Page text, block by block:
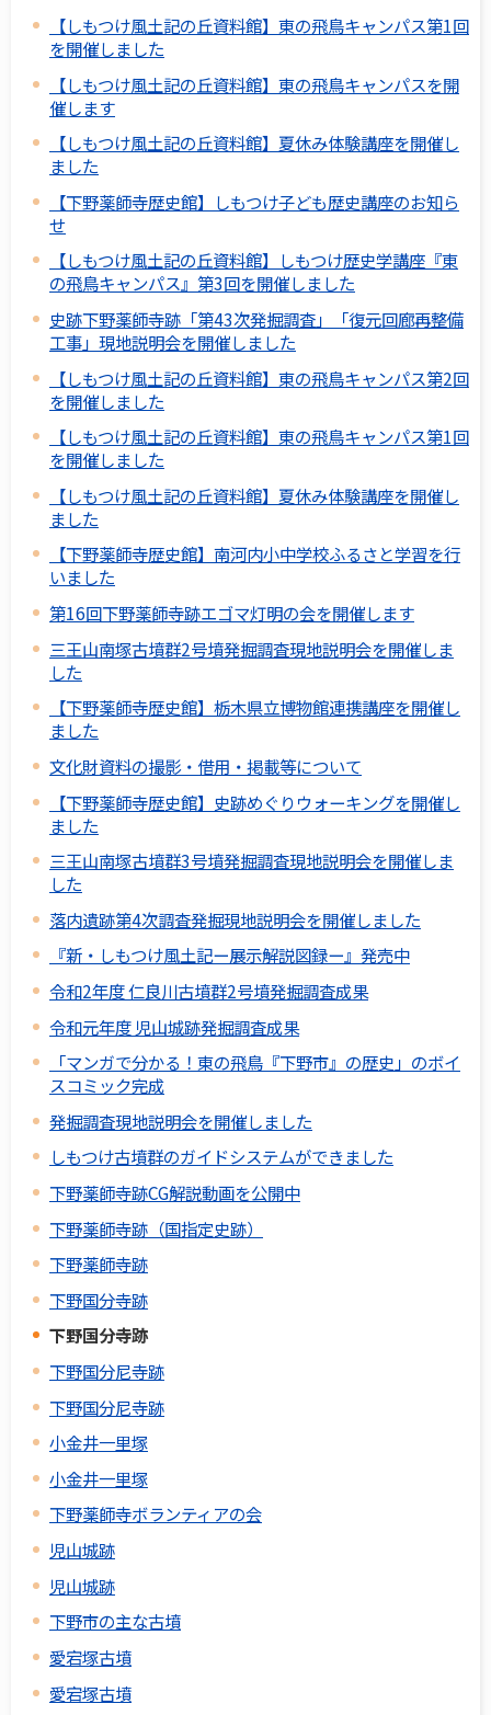
【しもつけ風土記の丘資料館】東の飛鳥キャンパス第1回
を開催しました
【しもつけ風土記の丘資料館】東の飛鳥キャンパスを開
催します
【しもつけ風土記の丘資料館】夏休み体験講座を開催し
ました
【下野薬師寺歴史館】しもつけ子ども歴史講座のお知ら
せ
【しもつけ風土記の丘資料館】しもつけ歴史学講座『東
の飛鳥キャンパス』第3回を開催しました
史跡下野薬師寺跡「第43次発掘調査」「復元回廊再整備
工事」現地説明会を開催しました
【しもつけ風土記の丘資料館】東の飛鳥キャンパス第2回
を開催しました
【しもつけ風土記の丘資料館】東の飛鳥キャンパス第1回
を開催しました
【しもつけ風土記の丘資料館】夏休み体験講座を開催し
ました
【下野薬師寺歴史館】南河内小中学校ふるさと学習を行
いました
第16回下野薬師寺跡エゴマ灯明の会を開催します
三王山南塚古墳群2号墳発掘調査現地説明会を開催しま
した
【下野薬師寺歴史館】栃木県立博物館連携講座を開催し
ました
文化財資料の撮影・借用・掲載等について
【下野薬師寺歴史館】史跡めぐりウォーキングを開催し
ました
三王山南塚古墳群3号墳発掘調査現地説明会を開催しま
した
落内遺跡第4次調査発掘現地説明会を開催しました
『新・しもつけ風土記ー展示解説図録ー』発売中
令和2年度 仁良川古墳群2号墳発掘調査成果
令和元年度 児山城跡発掘調査成果
「マンガで分かる！東の飛鳥『下野市』の歴史」のボイ
スコミック完成
発掘調査現地説明会を開催しました
しもつけ古墳群のガイドシステムができました
下野薬師寺跡CG解説動画を公開中
下野薬師寺跡（国指定史跡）
下野薬師寺跡
下野国分寺跡
下野国分寺跡
下野国分尼寺跡
下野国分尼寺跡
小金井一里塚
小金井一里塚
下野薬師寺ボランティアの会
児山城跡
児山城跡
下野市の主な古墳
愛宕塚古墳
愛宕塚古墳